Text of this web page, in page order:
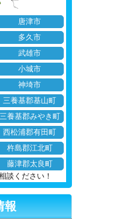
唐津市
多久市
武雄市
小城市
神埼市
三養基郡基山町
三養基郡みやき町
西松浦郡有田町
杵島郡江北町
藤津郡太良町
談ください！
報